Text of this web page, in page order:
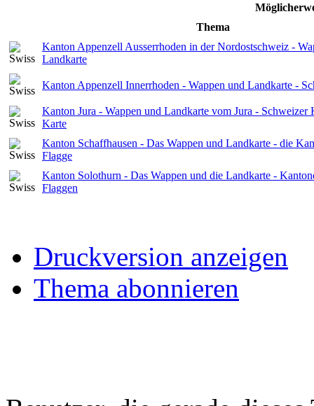
Thema
Kanton Appenzell Ausserrhoden in der Nordostschweiz -
Landkarte
Kanton Appenzell Innerrhoden - Wappen und Landkarte -
Kanton Jura - Wappen und Landkarte vom Jura - Schweizer
Karte
Kanton Schaffhausen - Das Wappen und Landkarte - die
Flagge
Kanton Solothurn - Das Wappen und die Landkarte -
Flaggen
Druckversion anzeigen
Thema abonnieren